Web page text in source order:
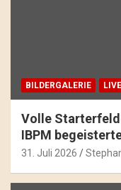
BILDERGALERIE LIVE
Volle
IBPM
31. Juli 2026